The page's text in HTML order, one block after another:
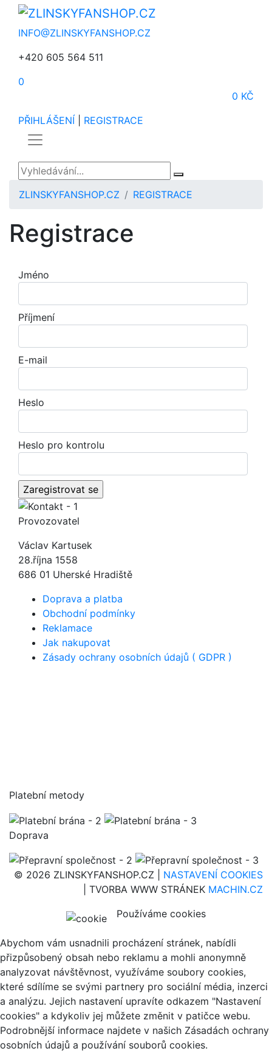
INFO@ZLINSKYFANSHOP.CZ
+420 605 564 511
0
0 KČ
PŘIHLÁŠENÍ
REGISTRACE
ZLINSKYFANSHOP.CZ REGISTRACE
Registrace
Jméno
Příjmení
E-mail
Heslo
Heslo pro kontrolu
Provozovatel
Václav Kartusek
28.října 1558
686 01 Uherské Hradiště
Doprava a platba
Obchodní podmínky
Reklamace
Jak nakupovat
Zásady ochrany osobních údajů ( GDPR )
Platební metody
Doprava
© 2026 ZLINSKYFANSHOP.CZ | NASTAVENÍ COOKIES
| TVORBA WWW STRÁNEK MACHIN.CZ
Používáme cookies
Abychom vám usnadnili procházení stránek, nabídli
přizpůsobený obsah nebo reklamu a mohli anonymně
analyzovat návštěvnost, využíváme soubory cookies,
které sdílíme se svými partnery pro sociální média, inzerci
a analýzu. Jejich nastavení upravíte odkazem "Nastavení
cookies" a kdykoliv jej můžete změnit v patičce webu.
Podrobnější informace najdete v našich Zásadách ochrany
osobních údajů a používání souborů cookies.